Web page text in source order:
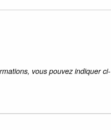
vous pouvez indiquer ci-